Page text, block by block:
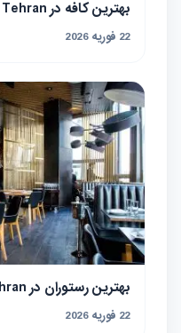
بهترین کافه در Tehran – لیست کامل
22 فوریه 2026
بهترین رستوران در Tehran – لیست کامل
22 فوریه 2026